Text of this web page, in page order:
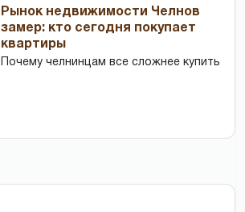
Рынок недвижимости Челнов
замер: кто сегодня покупает
квартиры
Почему челнинцам все сложнее купить